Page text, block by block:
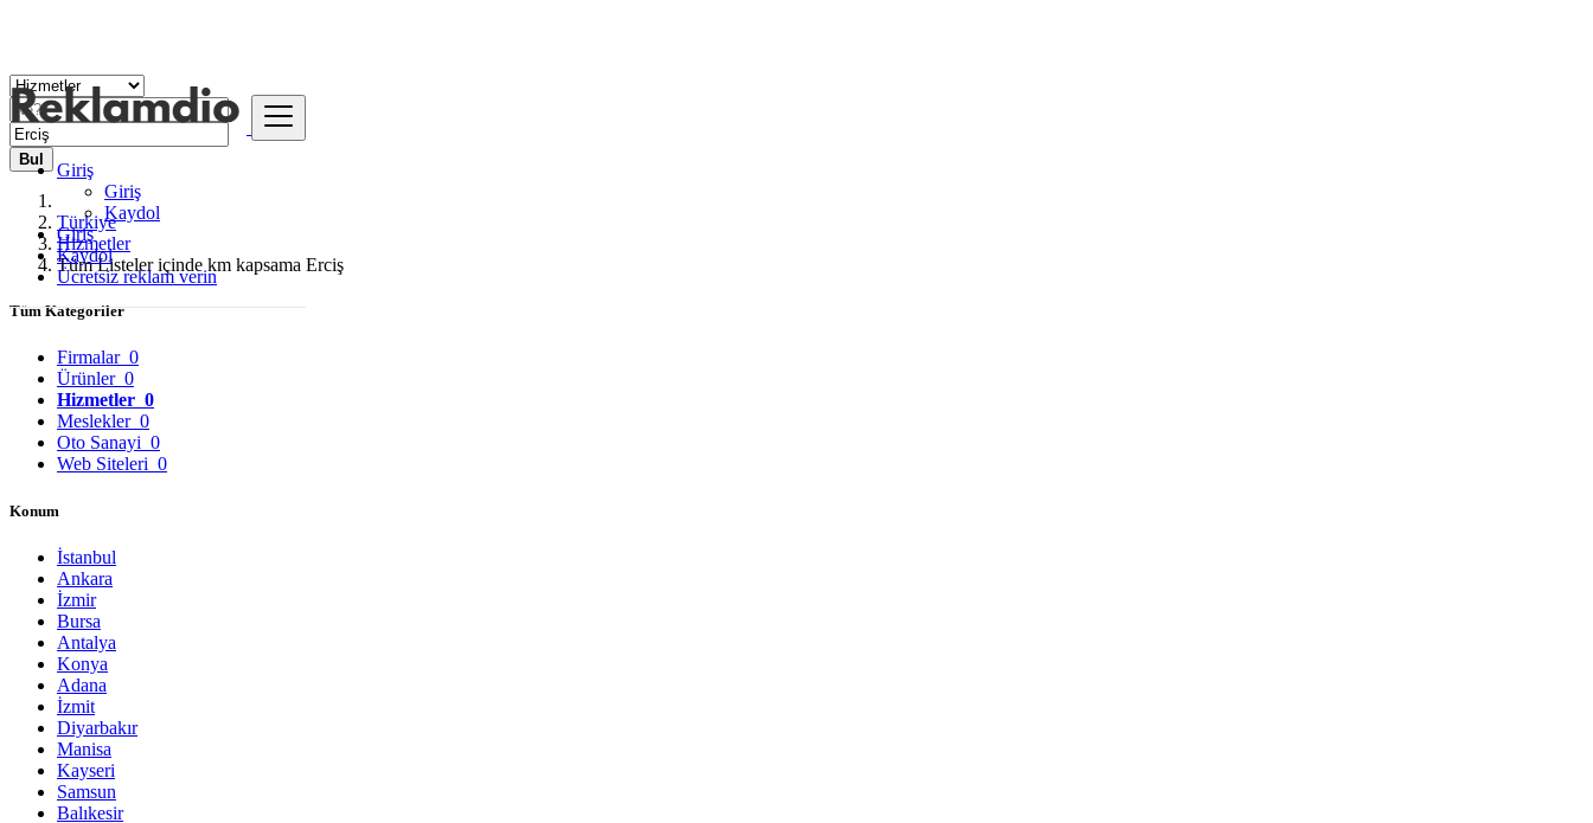
Giriş
Giriş
Kaydol
Giriş
Kaydol
Ücretsiz reklam verin
Bul
Türkiye
Hizmetler
Tüm Listeler içinde km kapsama Erciş
Tüm Kategoriler
Firmalar 0
Ürünler 0
Hizmetler 0
Meslekler 0
Oto Sanayi 0
Web Siteleri 0
Konum
İstanbul
Ankara
İzmir
Bursa
Antalya
Konya
Adana
İzmit
Diyarbakır
Manisa
Kayseri
Samsun
Balıkesir